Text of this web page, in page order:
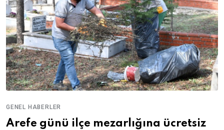
GENEL HABERLER
Arefe günü ilçe mezarlığına ücretsiz